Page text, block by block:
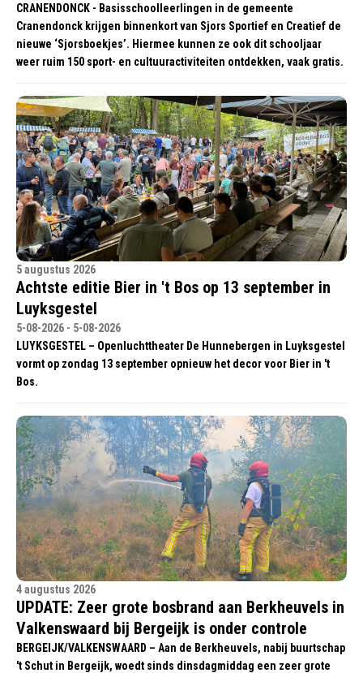
CRANENDONCK - Basisschoolleerlingen in de gemeente
Cranendonck krijgen binnenkort van Sjors Sportief en Creatief de
nieuwe ‘Sjorsboekjes’. Hiermee kunnen ze ook dit schooljaar
weer ruim 150 sport- en cultuuractiviteiten ontdekken, vaak gratis.
5 augustus 2026
Achtste editie Bier in 't Bos op 13 september in
Luyksgestel
5-08-2026 - 5-08-2026
LUYKSGESTEL – Openluchttheater De Hunnebergen in Luyksgestel
vormt op zondag 13 september opnieuw het decor voor Bier in 't
Bos.
4 augustus 2026
UPDATE: Zeer grote bosbrand aan Berkheuvels in
Valkenswaard bij Bergeijk is onder controle
BERGEIJK/VALKENSWAARD – Aan de Berkheuvels, nabij buurtschap
't Schut in Bergeijk, woedt sinds dinsdagmiddag een zeer grote